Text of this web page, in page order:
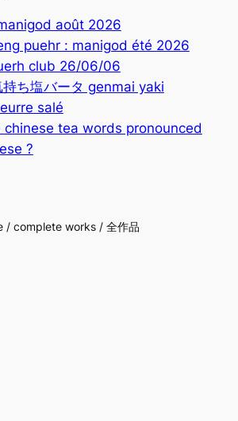
août 2026
puehr : manigod été 2026
club 26/06/06
持ち塩バータ genmai yaki
salé
chinese tea words pronounced
?
complete works / 全作品